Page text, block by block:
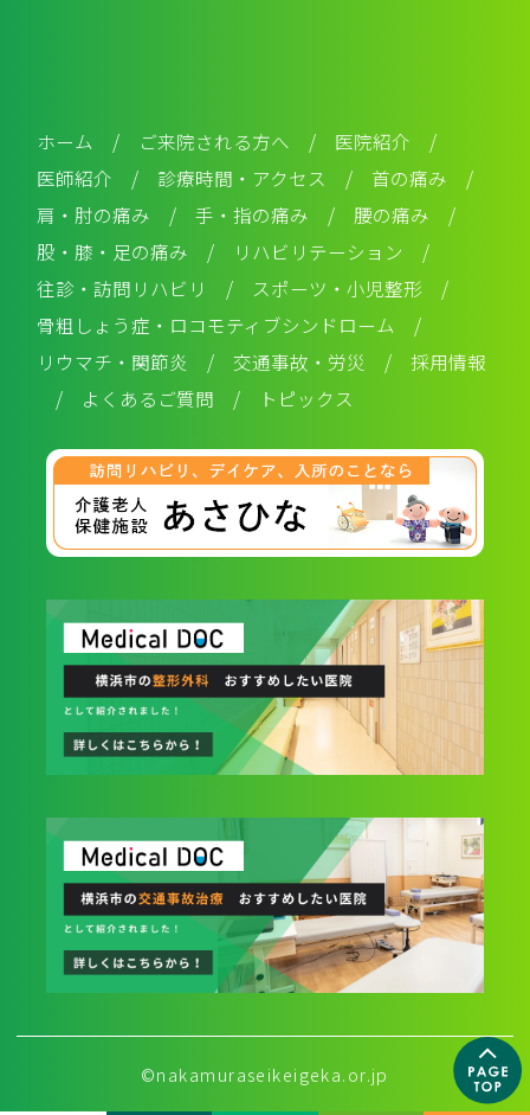
ホーム / ご来院される方へ / 医院紹介 /
医師紹介 / 診療時間・アクセス / 首の痛み /
肩・肘の痛み /手・指の痛み / 腰の痛み /
股・膝・足の痛み / リハビリテーション /
往診・訪問リハビリ
/ スポーツ・小児整形 /
骨粗しょう症・ロコモティブシンドローム /
リウマチ・関節炎 /交通事故・労災 /採用情報
/ よくあるご質問 / トピックス
©nakamuraseikeigeka.or.jp